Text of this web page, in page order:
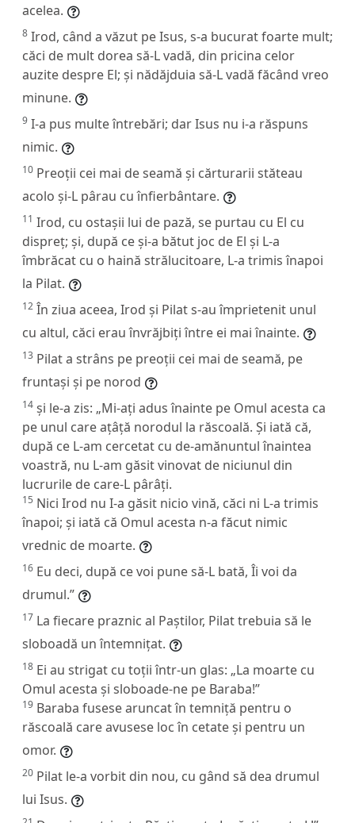
acelea.
8 Irod, când a văzut pe Isus, s-a bucurat foarte mult;
căci de mult dorea să-L vadă, din pricina celor
auzite despre El; și nădăjduia să-L vadă făcând vreo
minune.
9 I-a pus multe întrebări; dar Isus nu i-a răspuns
nimic.
10 Preoții cei mai de seamă și cărturarii stăteau
acolo și-L pârau cu înfierbântare.
11 Irod, cu ostașii lui de pază, se purtau cu El cu
dispreț; și, după ce și-a bătut joc de El și L-a
îmbrăcat cu o haină strălucitoare, L-a trimis înapoi
la Pilat.
12 În ziua aceea, Irod și Pilat s-au împrietenit unul
cu altul, căci erau învrăjbiți între ei mai înainte.
13 Pilat a strâns pe preoții cei mai de seamă, pe
fruntași și pe norod
14 și le-a zis: „Mi-ați adus înainte pe Omul acesta ca
pe unul care ațâță norodul la răscoală. Și iată că,
după ce L-am cercetat cu de-amănuntul înaintea
voastră, nu L-am găsit vinovat de niciunul din
lucrurile de care-L pârâți.
15 Nici Irod nu I-a găsit nicio vină, căci ni L-a trimis
înapoi; și iată că Omul acesta n-a făcut nimic
vrednic de moarte.
16 Eu deci, după ce voi pune să-L bată, Îi voi da
drumul.”
17 La fiecare praznic al Paștilor, Pilat trebuia să le
sloboadă un întemnițat.
18 Ei au strigat cu toții într-un glas: „La moarte cu
Omul acesta și sloboade-ne pe Baraba!”
19 Baraba fusese aruncat în temniță pentru o
răscoală care avusese loc în cetate și pentru un
omor.
20 Pilat le-a vorbit din nou, cu gând să dea drumul
lui Isus.